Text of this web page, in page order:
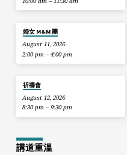
婦女 M&M 團
August 11, 2026
2:00 pm – 4:00 pm
祈禱會
August 12, 2026
8:30 pm – 9:30 pm
講道重溫